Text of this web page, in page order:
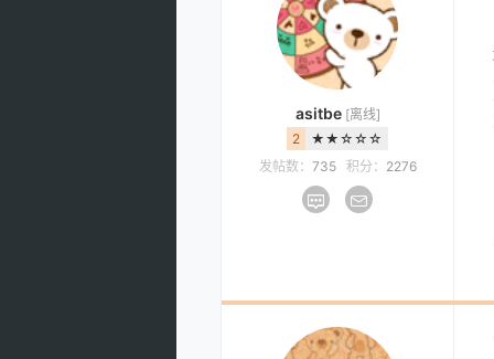
asitbe [离线]
2
★★☆☆☆
发帖数： 735 积分： 2276